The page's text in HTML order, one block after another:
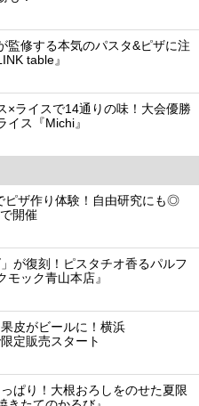
監修する本気のパスタ&ピザに注
table』
×ライスで14通りの味！大会優勝
イス『Michi』
ピザ作り体験！自由研究にも◎
開催
が復刻！ピスタチオ香るパルフ
モック青山本店』
皮がビールに！横浜
定販売スタート
ぱり！大根おろしをのせた夏限